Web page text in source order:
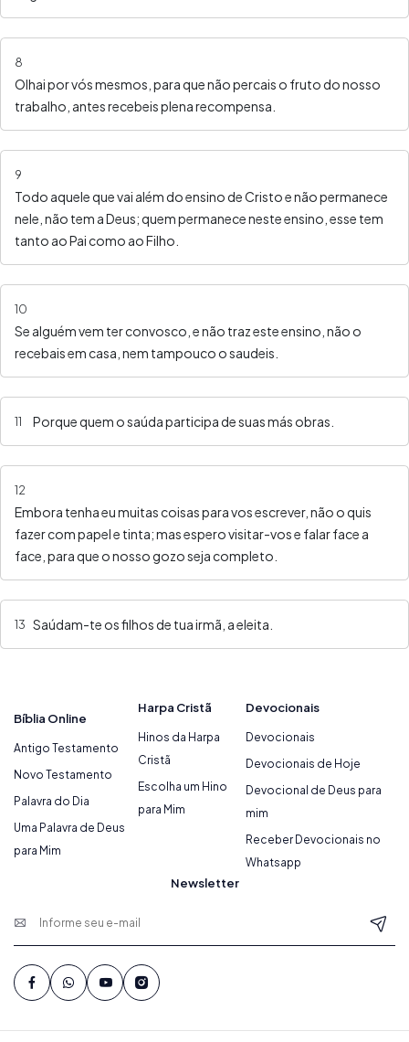
8
Olhai por vós mesmos, para que não percais o fruto do nosso
trabalho, antes recebeis plena recompensa.
9
Todo aquele que vai além do ensino de Cristo e não permanece
nele, não tem a Deus; quem permanece neste ensino, esse tem
tanto ao Pai como ao Filho.
10
Se alguém vem ter convosco, e não traz este ensino, não o
recebais em casa, nem tampouco o saudeis.
11 Porque quem o saúda participa de suas más obras.
12
Embora tenha eu muitas coisas para vos escrever, não o quis
fazer com papel e tinta; mas espero visitar-vos e falar face a
face, para que o nosso gozo seja completo.
13 Saúdam-te os filhos de tua irmã, a eleita.
Bíblia Online
Antigo Testamento
Novo Testamento
Palavra do Dia
Uma Palavra de Deus
para Mim
Harpa Cristã
Hinos da Harpa
Cristã
Escolha um Hino
para Mim
Devocionais
Devocionais
Devocionais de Hoje
Devocional de Deus para
mim
Receber Devocionais no
Whatsapp
Newsletter